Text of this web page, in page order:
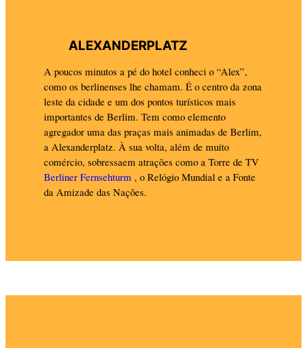
ALEXANDERPLATZ
A poucos minutos a pé do hotel conheci o “Alex”,
como os berlinenses lhe chamam. É o centro da zona
leste da cidade e um dos pontos turísticos mais
importantes de Berlim. Tem como elemento
agregador uma das praças mais animadas de Berlim,
a Alexanderplatz. À sua volta, além de muito
comércio, sobressaem atrações como a Torre de TV
Berliner Fernsehturm , o Relógio Mundial e a Fonte
da Amizade das Nações.